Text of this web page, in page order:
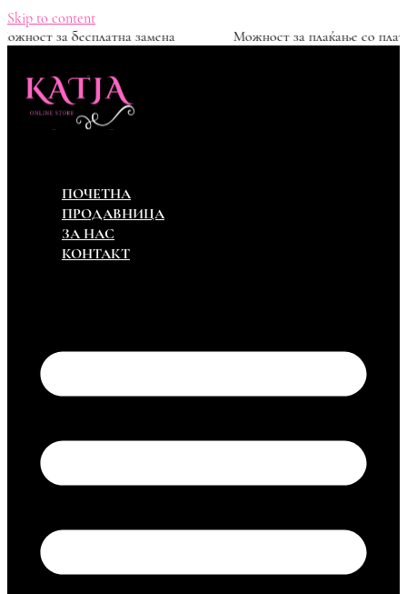
Skip to content
Можност за бесплатна замена Можност за
ПОЧЕТНА
ПРОДАВНИЦА
ЗА НАС
КОНТАКТ